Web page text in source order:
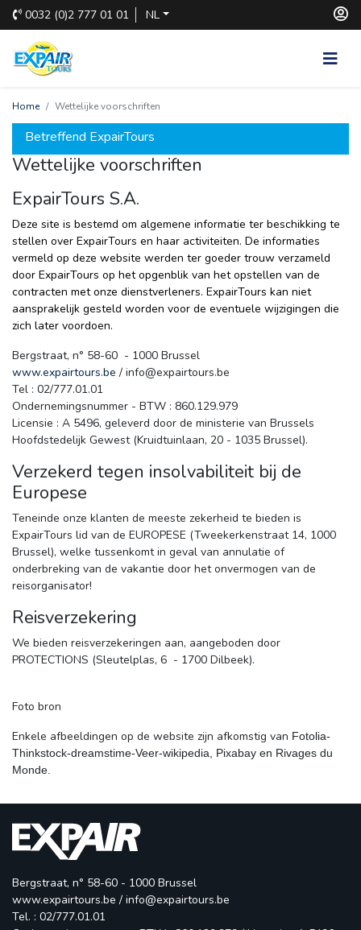
0032 (0)2 777 01 01 NL
Home Wettelijke voorschriften
Betreffend ExpairTours
Wettelijke voorschriften
ExpairTours S.A.
Deze site is bestemd om algemene informatie ter beschikking te
stellen over ExpairTours en haar activiteiten. De informaties
vermeld op deze website werden ter goeder trouw verzameld
door ExpairTours op het opgenblik van het opstellen van de
contracten met onze dienstverleners. ExpairTours kan niet
aansprakelijk gesteld worden voor de eventuele wijzigingen die
zich later voordoen.
Bergstraat, n° 58-60 - 1000 Brussel
www.expairtours.be / info@expairtours.be
Tel : 02/777.01.01
Ondernemingsnummer - BTW : 860.129.979
Licensie : A 5496, geleverd door de ministerie van Brussels
Hoofdstedelijk Gewest (Kruidtuinlaan, 20 - 1035 Brussel).
Verzekerd tegen insolvabiliteit bij de
Europese
Teneinde onze klanten de meeste zekerheid te bieden is
ExpairTours lid van de EUROPESE (Tweekerkenstraat 14, 1000
Brussel), welke tussenkomt in geval van annulatie of
onderbreking van de vakantie door het onvermogen van de
reisorganisator!
Reisverzekering
We bieden reisverzekeringen aan, aangeboden door
PROTECTIONS (Sleutelplas, 6 - 1700 Dilbeek).
Foto bron
Enkele afbeeldingen op de website zijn afkomstig van Fotolia-
Thinkstock-dreamstime-Veer-wikipedia, Pixabay en Rivages du
Monde.
Bergstraat, n° 58-60 - 1000 Brussel
www.expairtours.be / info@expairtours.be
Tel. : 02/777.01.01